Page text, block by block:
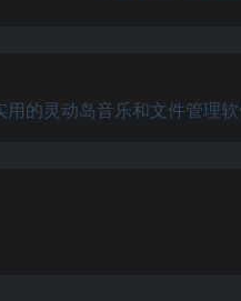
用的灵动岛音乐和文件管理